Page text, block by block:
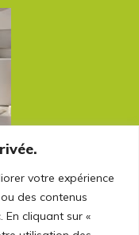
votre expérience
des contenus
cliquant sur «
tapis,
complet